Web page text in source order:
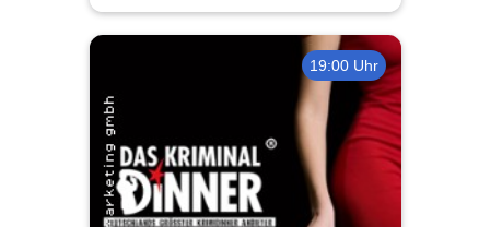
19:00 Uhr